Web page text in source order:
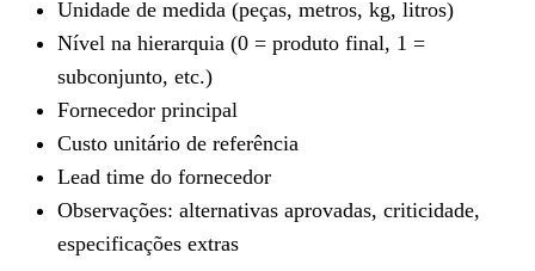
Unidade de medida (peças, metros, kg, litros)
Nível na hierarquia (0 = produto final, 1 =
subconjunto, etc.)
Fornecedor principal
Custo unitário de referência
Lead time do fornecedor
Observações: alternativas aprovadas, criticidade,
especificações extras